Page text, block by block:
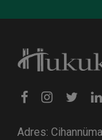
Tüketici
Adres: